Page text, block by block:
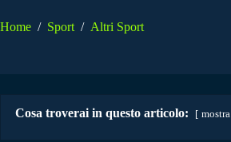
Home / Sport / Altri Sport
Cosa troverai in questo articolo: mostra